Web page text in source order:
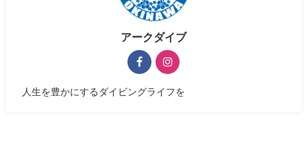
アークダイブ
人生を豊かにするダイビングライフを